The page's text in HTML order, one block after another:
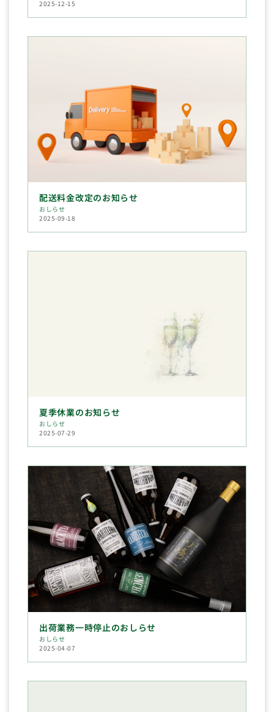
2025-12-15
配送料金改定のお知らせ
おしらせ
2025-09-18
夏季休業のお知らせ
おしらせ
2025-07-29
出荷業務一時停止のおしらせ
おしらせ
2025-04-07